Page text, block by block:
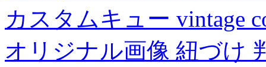
カスタムキュー vintage
オリジナル画像 紐づけ